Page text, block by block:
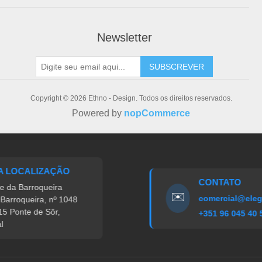
Newsletter
SUBSCREVER
Copyright © 2026 Ethno - Design. Todos os direitos reservados.
Powered by nopCommerce
LOCALIZAÇÃO
da Barroqueira
nº 1048
Ponte de Sôr,
✉️
CONTATO
+351 96 045 40